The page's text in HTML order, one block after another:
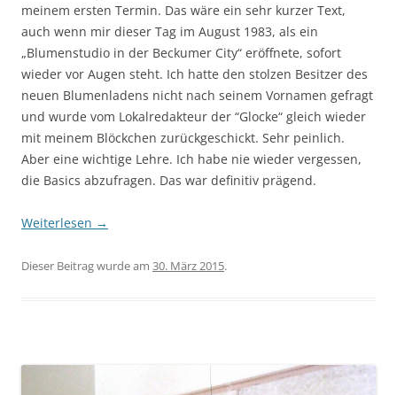
meinem ersten Termin. Das wäre ein sehr kurzer Text,
auch wenn mir dieser Tag im August 1983, als ein
„Blumenstudio in der Beckumer City“ eröffnete, sofort
wieder vor Augen steht. Ich hatte den stolzen Besitzer des
neuen Blumenladens nicht nach seinem Vornamen gefragt
und wurde vom Lokalredakteur der “Glocke“ gleich wieder
mit meinem Blöckchen zurückgeschickt. Sehr peinlich.
Aber eine wichtige Lehre. Ich habe nie wieder vergessen,
die Basics abzufragen. Das war definitiv prägend.
Weiterlesen →
Dieser Beitrag wurde am 30. März 2015.